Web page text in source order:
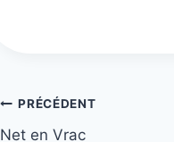
Navigation
PRÉCÉDENT
Net en Vrac